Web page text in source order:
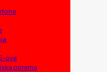
ove
oprema